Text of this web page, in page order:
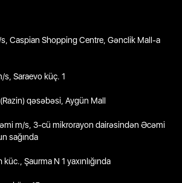
Caspian Shopping Centre, Gənclik Mall-a
Saraevo küç. 1
qəsəbəsi, Aygün Mall
m/s, 3-cü mikrorayon dairəsindən Əcəmi
sağında
Şaurma N 1 yaxınlığında